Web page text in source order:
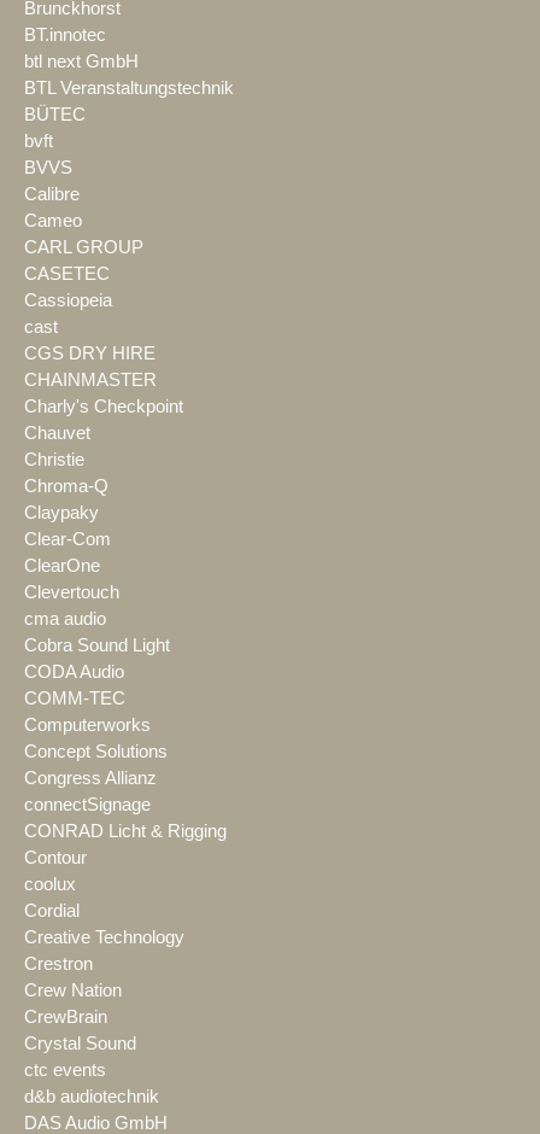
Brunckhorst
BT.innotec
btl next GmbH
BTL Veranstaltungstechnik
BÜTEC
bvft
BVVS
Calibre
Cameo
CARL GROUP
CASETEC
Cassiopeia
cast
CGS DRY HIRE
CHAINMASTER
Charly's Checkpoint
Chauvet
Christie
Chroma-Q
Claypaky
Clear-Com
ClearOne
Clevertouch
cma audio
Cobra Sound Light
CODA Audio
COMM-TEC
Computerworks
Concept Solutions
Congress Allianz
connectSignage
CONRAD Licht & Rigging
Contour
coolux
Cordial
Creative Technology
Crestron
Crew Nation
CrewBrain
Crystal Sound
ctc events
d&b audiotechnik
DAS Audio GmbH